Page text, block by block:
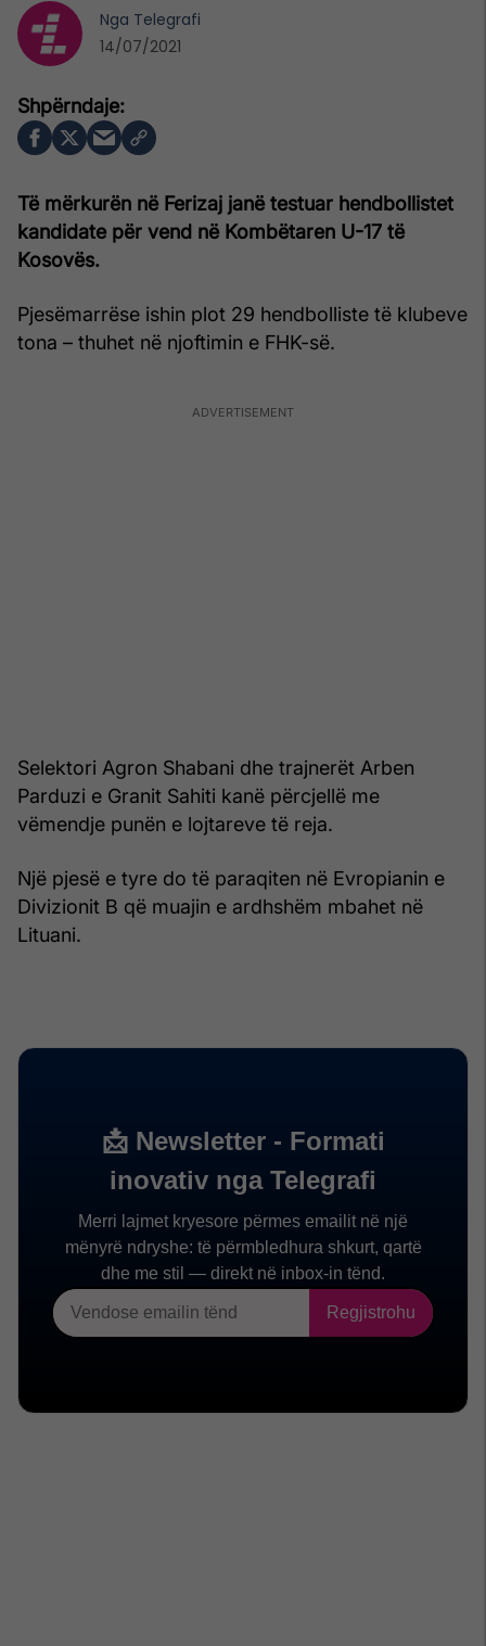
Të mërkurën në Ferizaj janë testuar hendbollistet
kandidate për vend në Kombëtaren U-17 të
Kosovës.
Pjesëmarrëse ishin plot 29 hendbolliste të klubeve
tona – thuhet në njoftimin e FHK-së.
Selektori Agron Shabani dhe trajnerët Arben
Parduzi e Granit Sahiti kanë përcjellë me
vëmendje punën e lojtareve të reja.
Një pjesë e tyre do të paraqiten në Evropianin e
Divizionit B që muajin e ardhshëm mbahet në
Lituani.
Nga Telegrafi
14/07/2021